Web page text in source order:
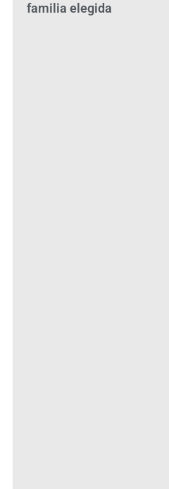
familia elegida